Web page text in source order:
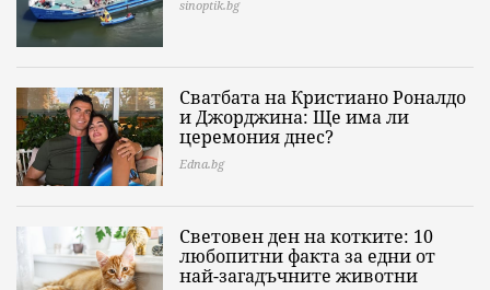
sinoptik.bg
Сватбата на Кристиано Роналдо
и Джорджина: Ще има ли
церемония днес?
Edna.bg
Световен ден на котките: 10
любопитни факта за едни от
най-загадъчните животни